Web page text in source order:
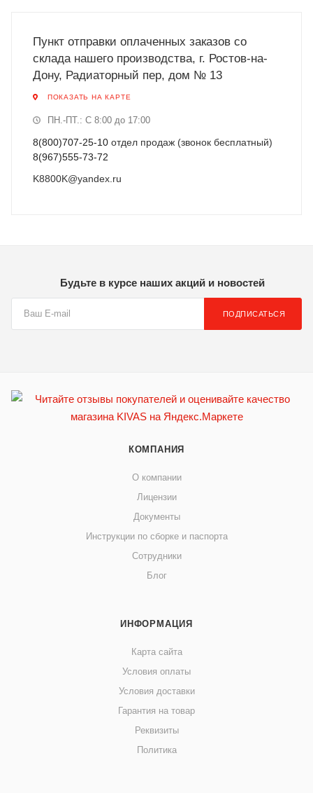
Пункт отправки оплаченных заказов со
склада нашего производства, г. Ростов-на-
Дону, Радиаторный пер, дом № 13
ПОКАЗАТЬ НА КАРТЕ
ПН.-ПТ.: С 8:00 до 17:00
8(800)707-25-10 отдел продаж (звонок бесплатный)
8(967)555-73-72
K8800K@yandex.ru
Будьте в курсе наших акций и новостей
ПОДПИСАТЬСЯ
КОМПАНИЯ
О компании
Лицензии
Документы
Инструкции по сборке и паспорта
Сотрудники
Блог
ИНФОРМАЦИЯ
Карта сайта
Условия оплаты
Условия доставки
Гарантия на товар
Реквизиты
Политика